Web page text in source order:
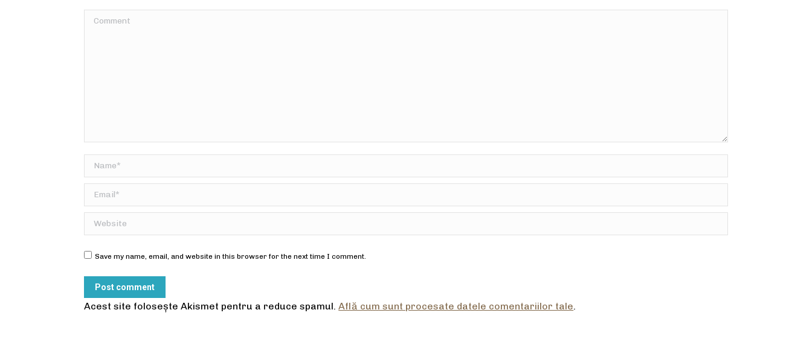
Comment
Name *
Email *
Website
Save my name, email, and website in this browser for the next time I comment.
Post comment
Acest site folosește Akismet pentru a reduce spamul.Află cum sunt procesate datele comentariilor tale.